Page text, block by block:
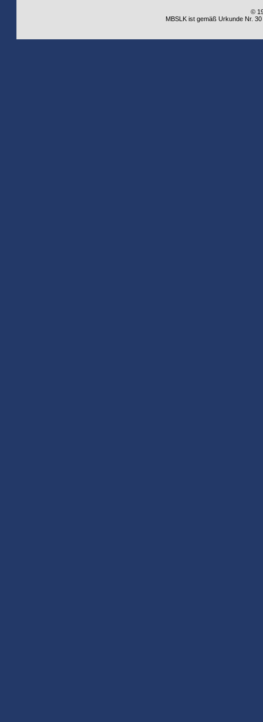
©
MBSLK ist gemäß Urkunde Nr.